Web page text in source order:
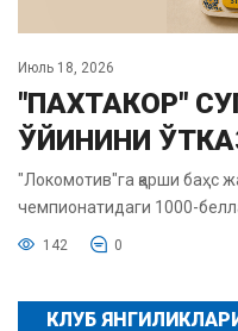
Июль 18, 2026
"ПАХТАКОР"
ЎЙИНИНИ
"Локомотив"га қарши баҳс
чемпионатидаги 1000-
142 0
КЛУБ